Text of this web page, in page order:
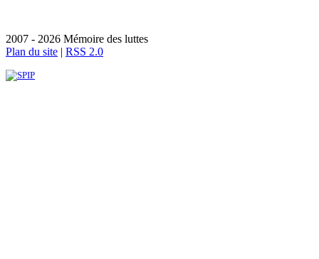
2007 - 2026 Mémoire des luttes
Plan du site | RSS 2.0